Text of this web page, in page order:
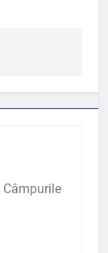
Câmpurile